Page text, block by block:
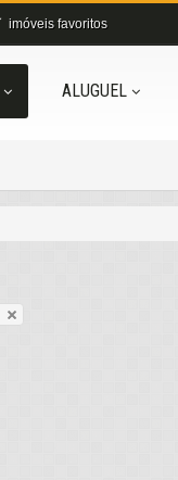
imóveis favoritos
ALUGUEL